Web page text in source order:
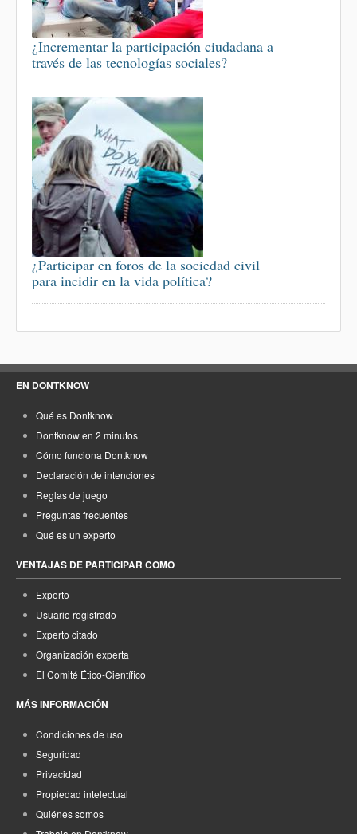
¿Incrementar la participación ciudadana a
través de las tecnologías sociales?
¿Participar en foros de la sociedad civil
para incidir en la vida política?
EN DONTKNOW
Qué es Dontknow
Dontknow en 2 minutos
Cómo funciona Dontknow
Declaración de intenciones
Reglas de juego
Preguntas frecuentes
Qué es un experto
VENTAJAS DE PARTICIPAR COMO
Experto
Usuario registrado
Experto citado
Organización experta
El Comité Ético-Científico
MÁS INFORMACIÓN
Condiciones de uso
Seguridad
Privacidad
Propiedad intelectual
Quiénes somos